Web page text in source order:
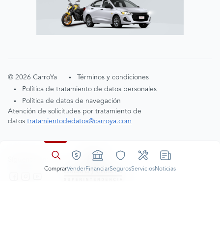
ComprarVenderFinanciarSegurosServiciosNoticias
©2026 CarroYa • Términos y condiciones
• Política de tratamiento de datos personales
•
Política de datos de navegación
Atención de solicitudes por tratamiento de
datostratamientodedatos@carroya.com
Aceptación cookies
consideramos que aceptas nuestras
Políticas de datos de navegación